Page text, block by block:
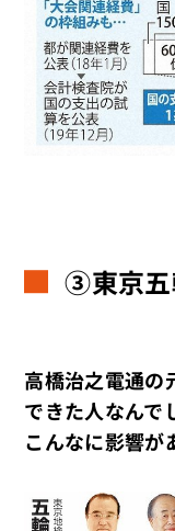
③東京五
高橋治之電通の
できた人なんで
こんなに影響